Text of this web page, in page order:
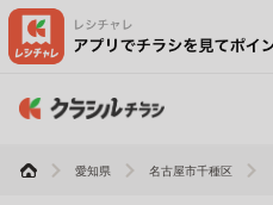
愛知県 名古屋市千種区